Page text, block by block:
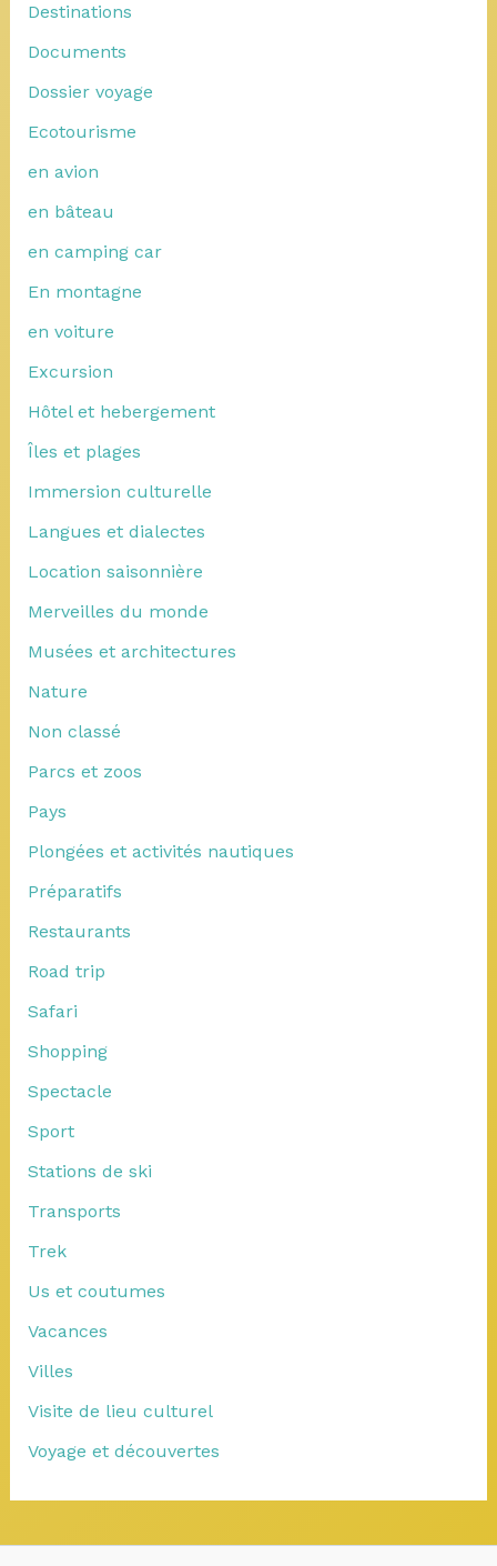
Destinations
Documents
Dossier voyage
Ecotourisme
en avion
en bâteau
en camping car
En montagne
en voiture
Excursion
Hôtel et hebergement
Îles et plages
Immersion culturelle
Langues et dialectes
Location saisonnière
Merveilles du monde
Musées et architectures
Nature
Non classé
Parcs et zoos
Pays
Plongées et activités nautiques
Préparatifs
Restaurants
Road trip
Safari
Shopping
Spectacle
Sport
Stations de ski
Transports
Trek
Us et coutumes
Vacances
Villes
Visite de lieu culturel
Voyage et découvertes